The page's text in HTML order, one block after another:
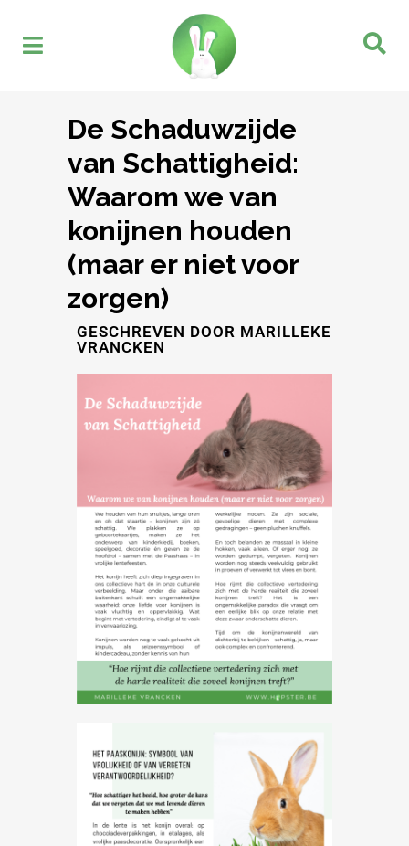
De Schaduwzijde
van Schattigheid:
Waarom we van
konijnen houden
(maar er niet voor
zorgen)
GESCHREVEN DOOR MARILLEKE
VRANCKEN